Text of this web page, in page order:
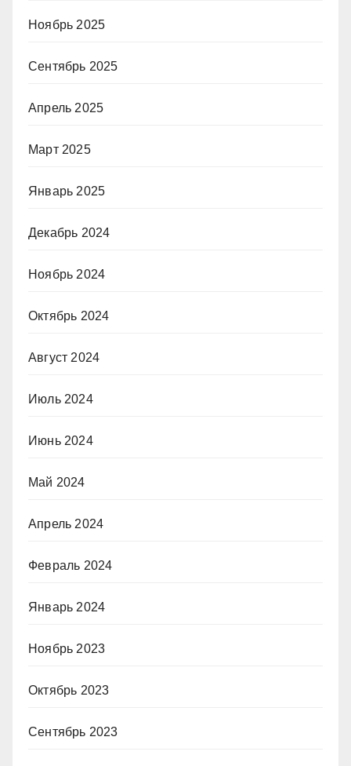
Ноябрь 2025
Сентябрь 2025
Апрель 2025
Март 2025
Январь 2025
Декабрь 2024
Ноябрь 2024
Октябрь 2024
Август 2024
Июль 2024
Июнь 2024
Май 2024
Апрель 2024
Февраль 2024
Январь 2024
Ноябрь 2023
Октябрь 2023
Сентябрь 2023